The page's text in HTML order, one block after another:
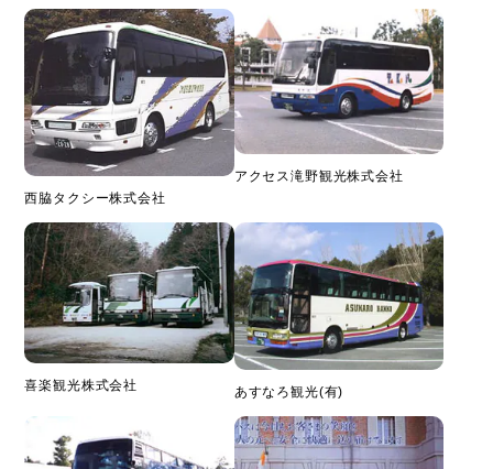
西脇タクシー株式会社
アクセス滝野観光株式会社
喜楽観光株式会社 あすなろ観光(有)